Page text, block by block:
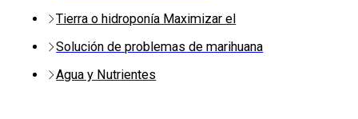
Tierra o hidroponía Maximizar el
Solución de problemas de marihuana
Agua y Nutrientes